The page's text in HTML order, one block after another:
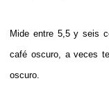
Mide entre 5,5 y seis
café oscuro, a veces
oscuro.